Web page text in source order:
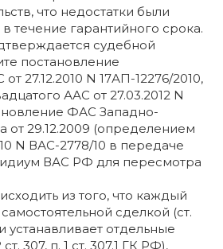
что недостатки были
течение гарантийного срока.
судебной
постановление
27.12.2010 N 17АП-12276/2010,
ААС от 27.03.2012 N
ФАС Западно-
от 29.12.2009 (определением
N ВАС-2778/10 в передаче
ВАС РФ для пересмотра
из того, что каждый
сделкой (ст.
устанавливает отдельные
307, п. 1 ст. 307.1 ГК РФ),